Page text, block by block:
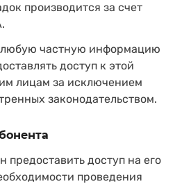
производится за счет
любую частную информацию
доступ к этой
лицам за исключением
законодательством.
предоставить доступ на его
проведения